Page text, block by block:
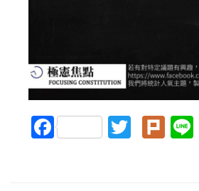
FacebookTwitter